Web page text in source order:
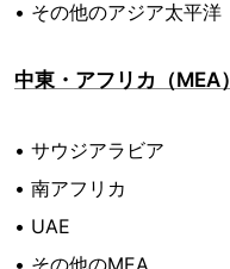
• その他のアジア太平洋
中東・アフリカ（MEA）
• サウジアラビア
• 南アフリカ
• UAE